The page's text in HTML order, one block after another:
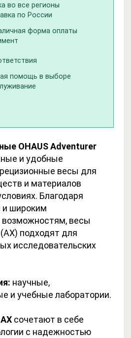
во все регионы
по России
форма оплаты
помощь в выборе
OHAUS Adventurer
и удобные
весы для
и материалов
Благодаря
и широким
весы
подходят для
исследовательских
научные,
и учебные лаборатории.
сочетают в себе
с надежностью